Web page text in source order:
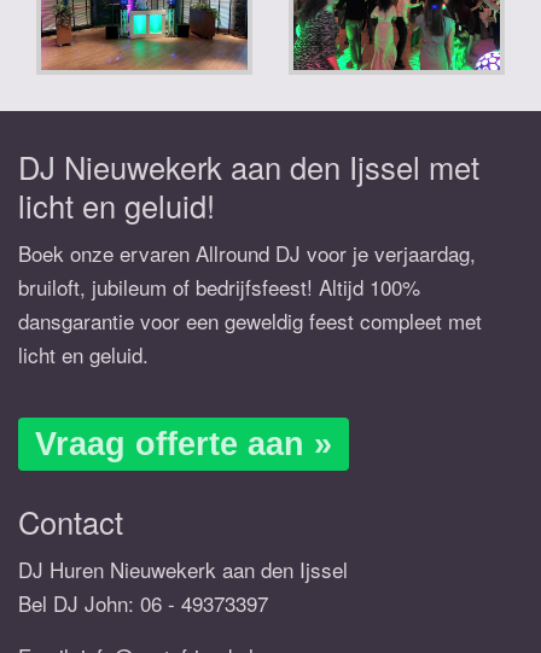
DJ Nieuwekerk aan den Ijssel met
licht en geluid!
Boek onze ervaren Allround DJ voor je verjaardag,
bruiloft, jubileum of bedrijfsfeest! Altijd 100%
dansgarantie voor een geweldig feest compleet met
licht en geluid.
Vraag offerte aan »
Contact
DJ Huren Nieuwekerk aan den Ijssel
Bel DJ John: 06 - 49373397